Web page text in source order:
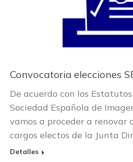
Convocatoria elecciones
De acuerdo con los
Sociedad Española de
vamos a proceder a renovar
cargos electos de la Junta
Detalles